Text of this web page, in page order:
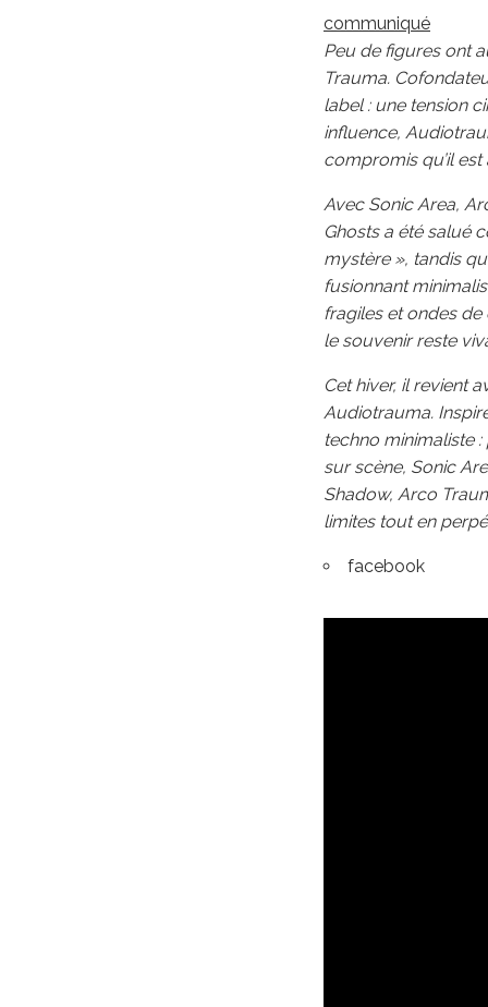
communiqué
Peu de figures ont
Trauma.
label : une tension
influence,
compromis qu’il est
Avec Sonic Area,
Ghosts a été salué
mystère », tandis
fusionnant
fragiles et ondes
le souvenir reste
Cet hiver, il revient
Audiotrauma.
techno minimaliste
sur scène, Sonic
Shadow, Arco
limites tout en
facebook